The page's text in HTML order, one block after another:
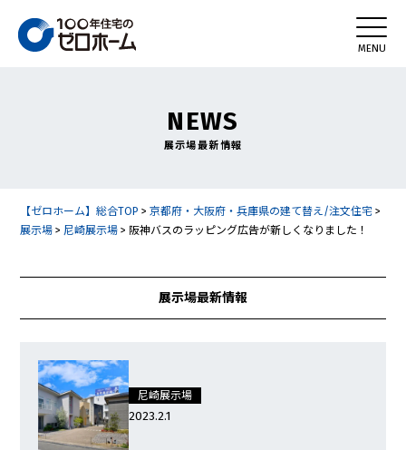
NEWS
展示場最新情報
【ゼロホーム】総合TOP >京都府・大阪府・兵庫県の建て替え/注文住宅 >
展示場 > 尼崎展示場 > 阪神バスのラッピング広告が新しくなりました！
展示場最新情報
尼崎展示場
2023.2.1